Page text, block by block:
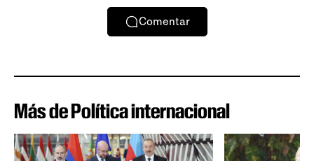
Comentar
Más de Política internacional